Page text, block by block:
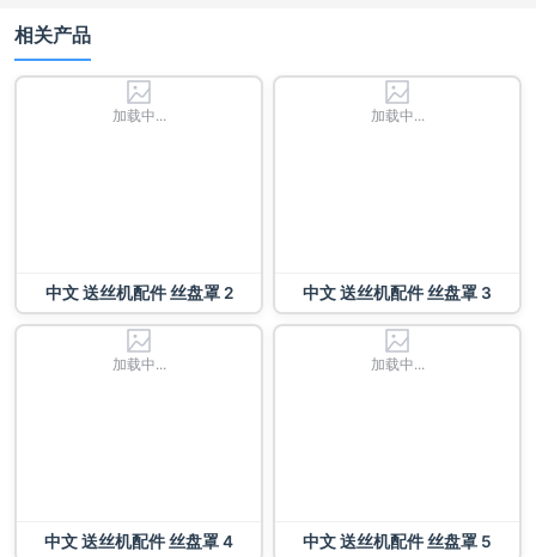
相关产品
加载中...
中文 送丝机配件 丝盘罩 2
加载中...
中文 送丝机配件 丝盘罩 3
加载中...
中文 送丝机配件 丝盘罩 4
加载中...
中文 送丝机配件 丝盘罩 5